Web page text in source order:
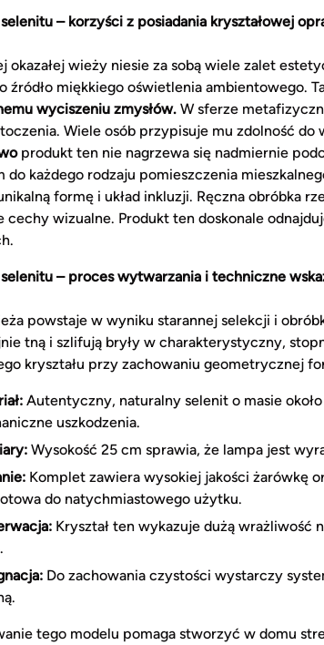
– korzyści z posiadania kryształowej
okazałej wieży niesie za sobą wiele zalet
źródło miękkiego oświetlenia ambientowego.
wyciszeniu zmysłów. W sferze
Wiele osób przypisuje mu zdolność do
produkt ten nie nagrzewa się nadmiernie
do każdego rodzaju pomieszczenia
formę i układ inkluzji. Ręczna obróbka
cechy wizualne. Produkt ten doskonale
selenitu – proces wytwarzania i techniczne
powstaje w wyniku starannej selekcji i
tną i szlifują bryły w charakterystyczny,
kryształu przy zachowaniu geometrycznej
Autentyczny, naturalny selenit o masie
uszkodzenia.
Wysokość 25 cm sprawia, że lampa jest
Komplet zawiera wysokiej jakości żarówkę
do natychmiastowego użytku.
Kryształ ten wykazuje dużą wrażliwość
Do zachowania czystości wystarczy
tego modelu pomaga stworzyć w domu